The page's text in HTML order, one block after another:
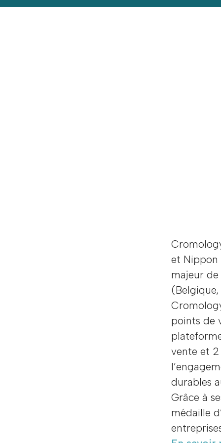
et Nippon
majeur
(Belgique,
points de
vente et
durables
Grâce à
médaille